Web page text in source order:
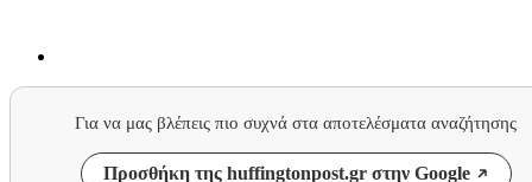
Για να μας βλέπεις πιο συχνά στα αποτελέσματα αναζήτησης
Προσθήκη της huffingtonpost.gr στην Google